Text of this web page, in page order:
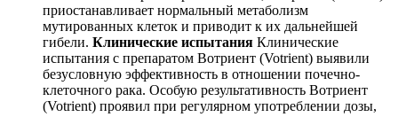
приостанавливает нормальный метаболизм
мутированных клеток и приводит к их дальнейшей
гибели. Клинические испытания Клинические
испытания с препаратом Вотриент (Votrient) выявили
безусловную эффективность в отношении почечно-
клеточного рака. Особую результативность Вотриент
(Votrient) проявил при регулярном употреблении дозы,